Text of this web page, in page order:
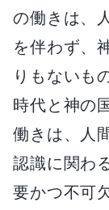
の働きは、
を伴わず、
りもないも
時代と神の
働きは、人
認識に関わ
要かつ不可